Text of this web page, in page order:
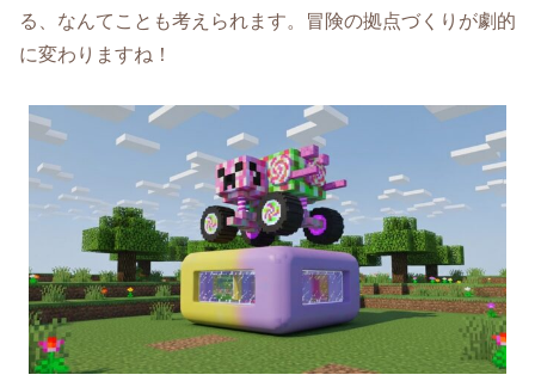
る、なんてことも考えられます。冒険の拠点づくりが劇的
に変わりますね！